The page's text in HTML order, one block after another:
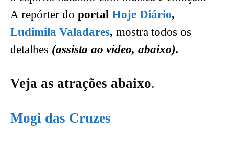
A repórter do portal Hoje Diário,
Ludimila Valadares, mostra todos os
detalhes (assista ao vídeo, abaixo).
Veja as atrações abaixo.
Mogi das Cruzes